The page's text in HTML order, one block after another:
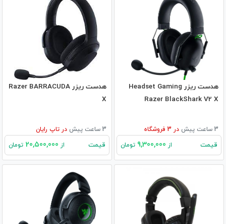
هدست ریزر Headset Gaming
Razer BlackShark V2 X
3 ساعت پیش در فروشگاه
قیمت از تومان
هدست ریزر Razer BARRACUDA
X
3 ساعت پیش در تاپ رایان
قیمت از تومان